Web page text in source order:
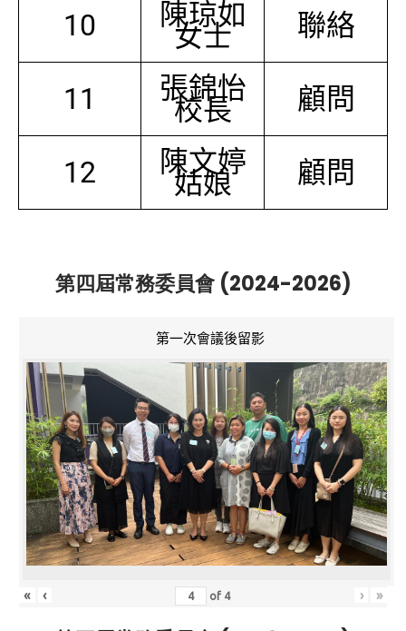
10 陳琼如
女士 聯絡
11 張錦怡
校長 顧問
12 陳文婷
姑娘 顧問
第四屆常務委員會 (2024-2026)
第一次會議後留影
« ‹ of 4 › »